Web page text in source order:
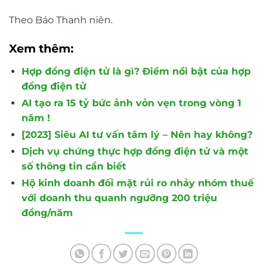
Theo Báo Thanh niên.
Xem thêm:
Hợp đồng điện tử là gì? Điểm nổi bật của hợp
đồng điện tử
AI tạo ra 15 tỷ bức ảnh vỏn vẹn trong vòng 1
năm !
[2023] Siêu AI tư vấn tâm lý – Nên hay không?
Dịch vụ chứng thực hợp đồng điện tử và một
số thông tin cần biết
Hộ kinh doanh đối mặt rủi ro nhảy nhóm thuế
với doanh thu quanh ngưỡng 200 triệu
đồng/năm